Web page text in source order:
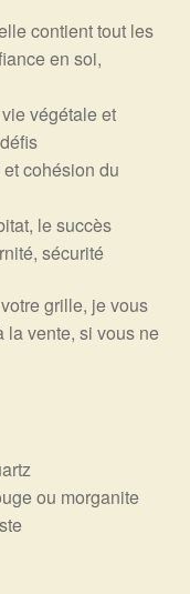
contient tout les
en soi,
végétale et
cohésion du
le succès
sécurité
grille, je vous
vente, si vous ne
ou morganite